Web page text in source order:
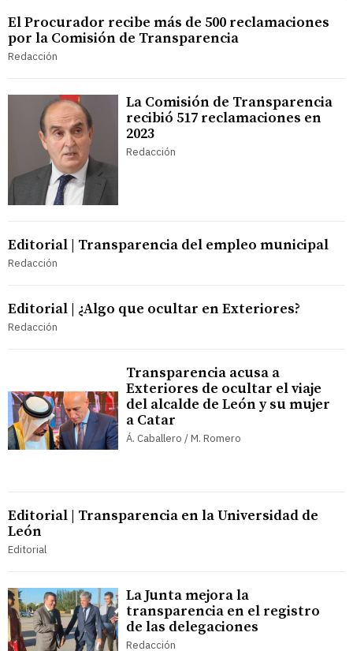
El Procurador recibe más de 500 reclamaciones
por la Comisión de Transparencia
Redacción
La Comisión de Transparencia
recibió 517 reclamaciones en
2023
Redacción
Editorial | Transparencia del empleo municipal
Redacción
Editorial | ¿Algo que ocultar en Exteriores?
Redacción
Transparencia acusa a
Exteriores de ocultar el viaje
del alcalde de León y su mujer
a Catar
Á. Caballero / M. Romero
Editorial | Transparencia en la Universidad de
León
Editorial
La Junta mejora la
transparencia en el registro
de las delegaciones
Redacción